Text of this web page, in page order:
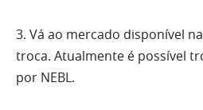
3. Vá ao mercado disponível
troca. Atualmente é possível
por NEBL.